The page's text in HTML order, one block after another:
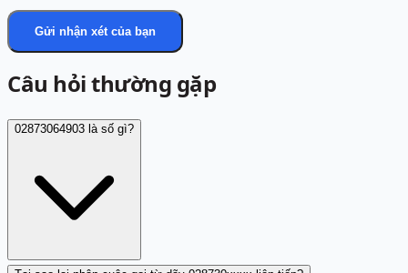
Gửi nhận xét của bạn
Câu hỏi thường gặp
02873064903 là số gì?